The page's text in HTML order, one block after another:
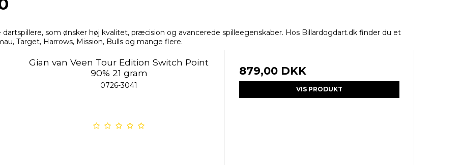
som ønsker høj kvalitet, præcision og avancerede spilleegenskaber. Hos Billardogdart.dk finder du et
Target, Harrows, Mission, Bulls og mange flere.
Gian van Veen Tour Edition Switch Point
90% 21 gram
0726-3041
879,00 DKK
VIS PRODUKT